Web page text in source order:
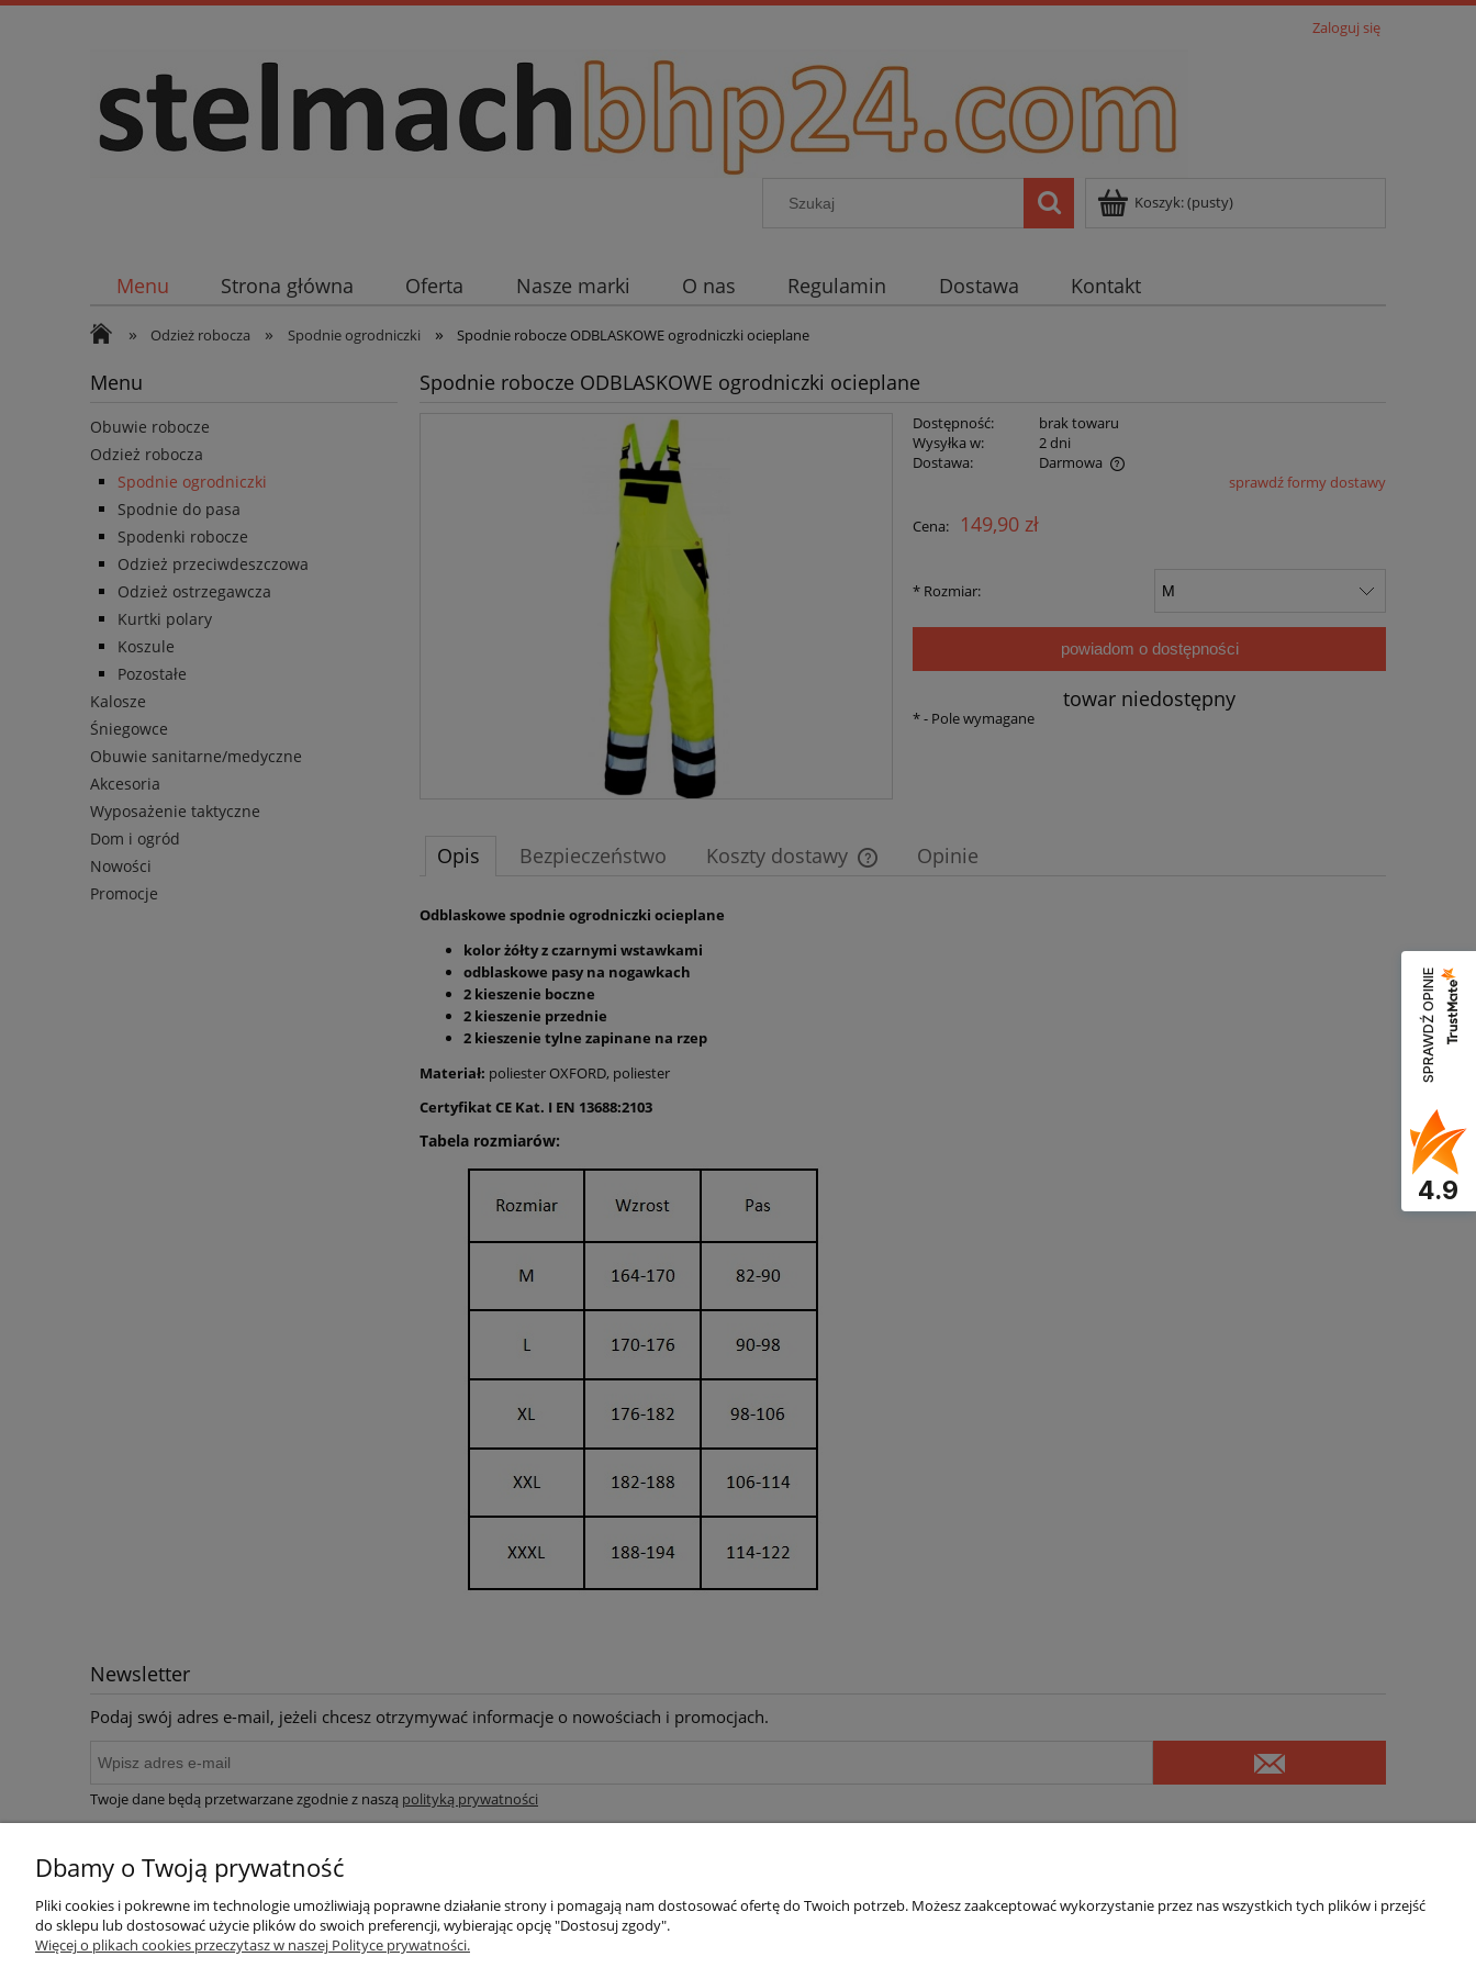
Zaloguj się
Koszyk:(pusty)
Menu Strona główna Oferta Nasze marki O nas Regulamin Dostawa Kontakt
» Odzież robocza » Spodnie ogrodniczki » Spodnie robocze ODBLASKOWE ogrodniczki ocieplane
Menu
Obuwie robocze
Odzież robocza
Spodnie ogrodniczki
Spodnie do pasa
Spodenki robocze
Odzież przeciwdeszczowa
Odzież ostrzegawcza
Kurtki polary
Koszule
Pozostałe
Kalosze
Śniegowce
Obuwie sanitarne/medyczne
Akcesoria
Wyposażenie taktyczne
Dom i ogród
Nowości
Promocje
Spodnie robocze ODBLASKOWE ogrodniczki ocieplane
Dostępność:
brak towaru
Wysyłka w:
2 dni
Dostawa:
Darmowa
sprawdź formy dostawy
Cena: 149,90 zł
* Rozmiar:
powiadom o dostępności
towar niedostępny
*- Pole wymagane
Opis Bezpieczeństwo Koszty dostawy Opinie
Odblaskowe spodnie ogrodniczki ocieplane
kolor żółty z czarnymi wstawkami
odblaskowe pasy na nogawkach
2 kieszenie boczne
2 kieszenie przednie
2 kieszenie tylne zapinane na rzep
Materiał: poliester OXFORD, poliester
Certyfikat CE Kat. I EN 13688:2103
Tabela rozmiarów:
Newsletter
Podaj swój adres e-mail, jeżeli chcesz otrzymywać informacje o nowościach i promocjach.
Twoje dane będą przetwarzane zgodnie z naszą polityką prywatności
FAQ (Najczęściej zadawane pytania)
SPRAWDŹ OPINIE
4.9
Dbamy o Twoją prywatność
Pliki cookies i pokrewne im technologie umożliwiają poprawne działanie strony i pomagają nam dostosować ofertę do Twoich potrzeb. Możesz zaakceptować wykorzystanie przez nas wszystkich tych plików i przejść
do sklepu lub dostosować użycie plików do swoich preferencji, wybierając opcję "Dostosuj zgody".
Więcej o plikach cookies przeczytasz w naszej Polityce prywatności.